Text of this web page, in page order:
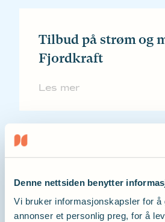
Denne nettsiden benytter
Vi bruker informasjonskapsler for å
annonser et personlig preg, for å
Tilbud på strøm og
Fjordkraft
Les mer
Rabatt på
hos Radisson Blu